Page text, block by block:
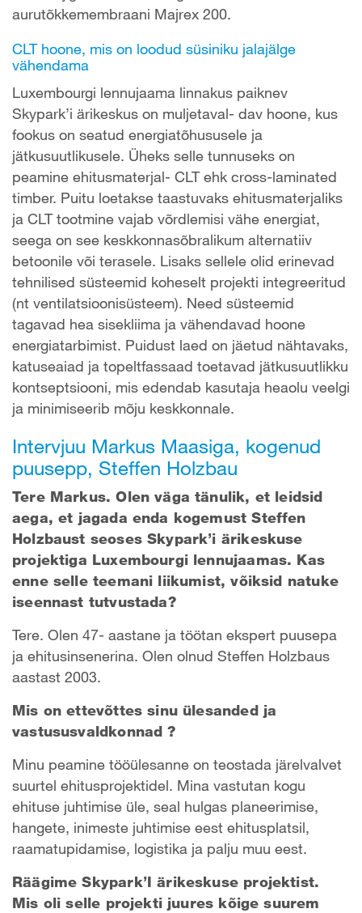
aurutõkkemembraani Majrex 200.
CLT hoone, mis on loodud süsiniku jalajälge
vähendama
Luxembourgi lennujaama linnakus paiknev
Skypark’i ärikeskus on muljetaval- dav hoone, kus
fookus on seatud energiatõhususele ja
jätkusuutlikusele. Üheks selle tunnuseks on
peamine ehitusmaterjal- CLT ehk cross-laminated
timber. Puitu loetakse taastuvaks ehitusmaterjaliks
ja CLT tootmine vajab võrdlemisi vähe energiat,
seega on see keskkonnasõbralikum alternatiiv
betoonile või terasele. Lisaks sellele olid erinevad
tehnilised süsteemid koheselt projekti integreeritud
(nt ventilatsioonisüsteem). Need süsteemid
tagavad hea sisekliima ja vähendavad hoone
energiatarbimist. Puidust laed on jäetud nähtavaks,
katuseaiad ja topeltfassaad toetavad jätkusuutlikku
kontseptsiooni, mis edendab kasutaja heaolu veelgi
ja minimiseerib mõju keskkonnale.
Intervjuu Markus Maasiga, kogenud
puusepp, Steffen Holzbau
Tere Markus. Olen väga tänulik, et leidsid
aega, et jagada enda kogemust Steffen
Holzbaust seoses Skypark’i ärikeskuse
projektiga Luxembourgi lennujaamas. Kas
enne selle teemani liikumist, võiksid natuke
iseennast tutvustada?
Tere. Olen 47- aastane ja töötan ekspert puusepa
ja ehitusinsenerina. Olen olnud Steffen Holzbaus
aastast 2003.
Mis on ettevõttes sinu ülesanded ja
vastususvaldkonnad ?
Minu peamine tööülesanne on teostada järelvalvet
suurtel ehitusprojektidel. Mina vastutan kogu
ehituse juhtimise üle, seal hulgas planeerimise,
hangete, inimeste juhtimise eest ehitusplatsil,
raamatupidamise, logistika ja palju muu eest.
Räägime Skypark’I ärikeskuse projektist.
Mis oli selle projekti juures kõige suurem